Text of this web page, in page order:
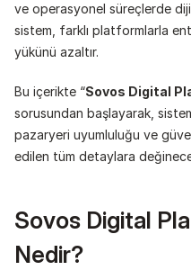
ve operasyonel süreçlerde
sistem, farklı platformlarla
yükünü azaltır.
Bu içerikte “Sovos Digital
sorusundan başlayarak,
pazaryeri uyumluluğu ve
edilen tüm detaylara
Sovos Digital
Nedir?